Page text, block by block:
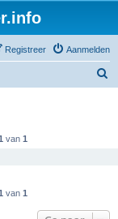
Aanmelden
Registreer
van 1
van 1